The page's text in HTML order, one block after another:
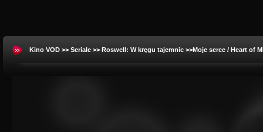
Kino VOD >> Seriale >> Roswell: W kręgu tajemnic >>Moje serce / Heart of